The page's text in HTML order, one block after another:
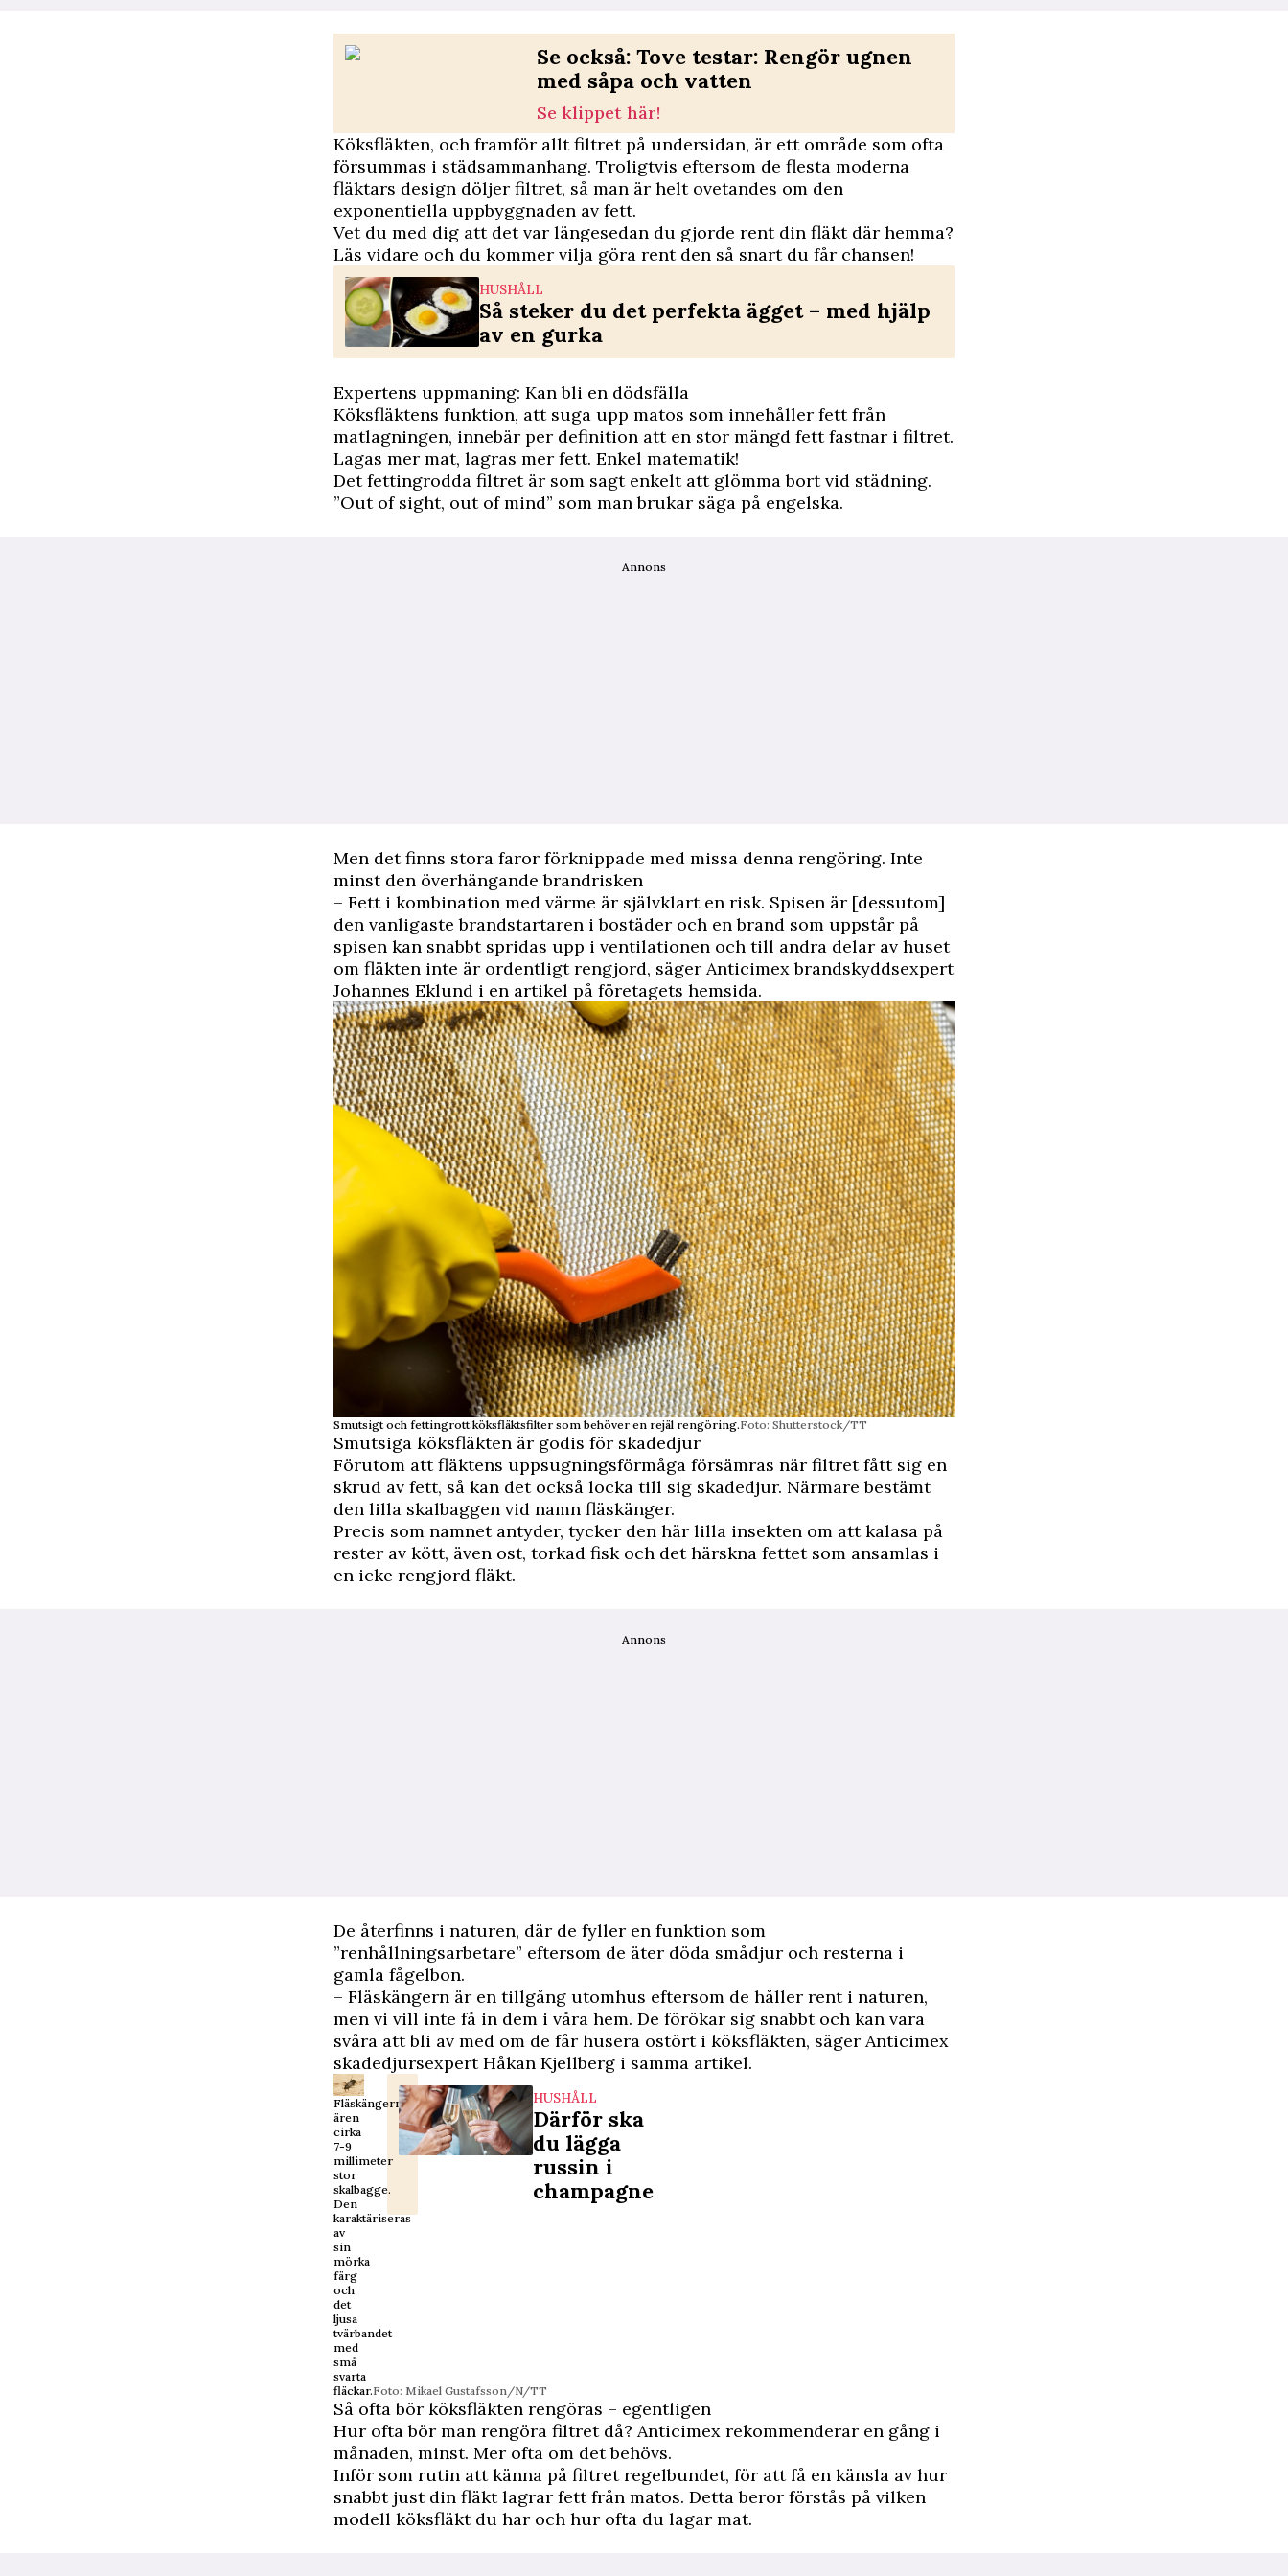
Se också: Tove testar: Rengör ugnen
med såpa och vatten
Se klippet här!
Köksfläkten, och framför allt filtret på undersidan, är ett område som ofta
försummas i städsammanhang. Troligtvis eftersom de flesta moderna
fläktars design döljer filtret, så man är helt ovetandes om den
exponentiella uppbyggnaden av fett.
Vet du med dig att det var längesedan du gjorde rent din fläkt där hemma?
Läs vidare och du kommer vilja göra rent den så snart du får chansen!
HUSHÅLL
Så steker du det perfekta ägget – med hjälp
av en gurka
Expertens uppmaning: Kan bli en dödsfälla
Köksfläktens funktion, att suga upp matos som innehåller fett från
matlagningen, innebär per definition att en stor mängd fett fastnar i filtret.
Lagas mer mat, lagras mer fett. Enkel matematik!
Det fettingrodda filtret är som sagt enkelt att glömma bort vid städning.
”Out of sight, out of mind” som man brukar säga på engelska.
Annons
Men det finns stora faror förknippade med missa denna rengöring. Inte
minst den överhängande brandrisken
– Fett i kombination med värme är självklart en risk. Spisen är [dessutom]
den vanligaste brandstartaren i bostäder och en brand som uppstår på
spisen kan snabbt spridas upp i ventilationen och till andra delar av huset
om fläkten inte är ordentligt rengjord, säger Anticimexbrandskyddsexpert
Johannes Eklund i en artikel på företagets hemsida.
Smutsigt och fettingrott köksfläktsfilter som behöver en rejäl rengöring.Foto: Shutterstock/TT
Smutsiga köksfläkten är godis för skadedjur
Förutom att fläktens uppsugningsförmåga försämras när filtret fått sig en
skrud av fett, så kan det också locka till sig skadedjur. Närmare bestämt
den lilla skalbaggen vid namn fläskänger.
Precis som namnet antyder, tycker den här lilla insekten om att kalasa på
rester av kött, även ost, torkad fisk och det härskna fettet som ansamlas i
en icke rengjord fläkt.
Annons
De återfinns i naturen, där de fyller en funktion som
”renhållningsarbetare” eftersom de äter döda smådjur och resterna i
gamla fågelbon.
– Fläskängern är en tillgång utomhus eftersom de håller rent i naturen,
men vi vill inte få in dem i våra hem. De förökar sig snabbt och kan vara
svåra att bli av med om de får husera ostört i köksfläkten, säger Anticimex
skadedjursexpert Håkan Kjellberg i samma artikel.
Fläskängern
ären
cirka
7-9
millimeter
stor
skalbagge.
Den
karaktäriseras
av
sin
mörka
färg
och
det
ljusa
tvärbandet
med
små
svarta
fläckar.Foto: Mikael Gustafsson/N/TT
HUSHÅLL
Därför ska
du lägga
russin i
champagne
Så ofta bör köksfläkten rengöras – egentligen
Hur ofta bör man rengöra filtret då? Anticimex rekommenderar en gång i
månaden, minst. Mer ofta om det behövs.
Inför som rutin att känna på filtret regelbundet, för att få en känsla av hur
snabbt just din fläkt lagrar fett från matos. Detta beror förstås på vilken
modell köksfläkt du har och hur ofta du lagar mat.